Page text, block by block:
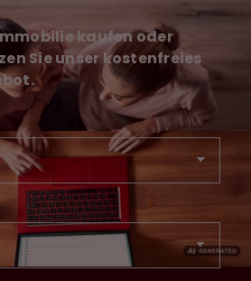
kaufen oder
Sie unser kostenfreies